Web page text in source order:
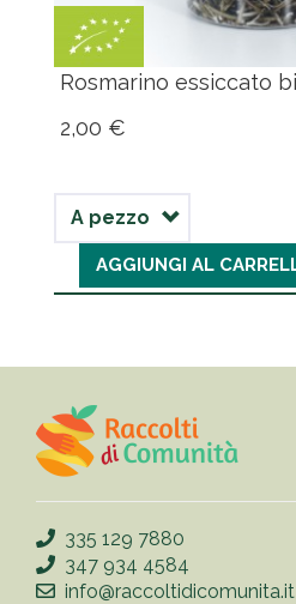
Rosmarino essiccato
2,00 €
AGGIUNGI AL
335 129 7880
347 934 4584
info@raccoltidicomunita.it